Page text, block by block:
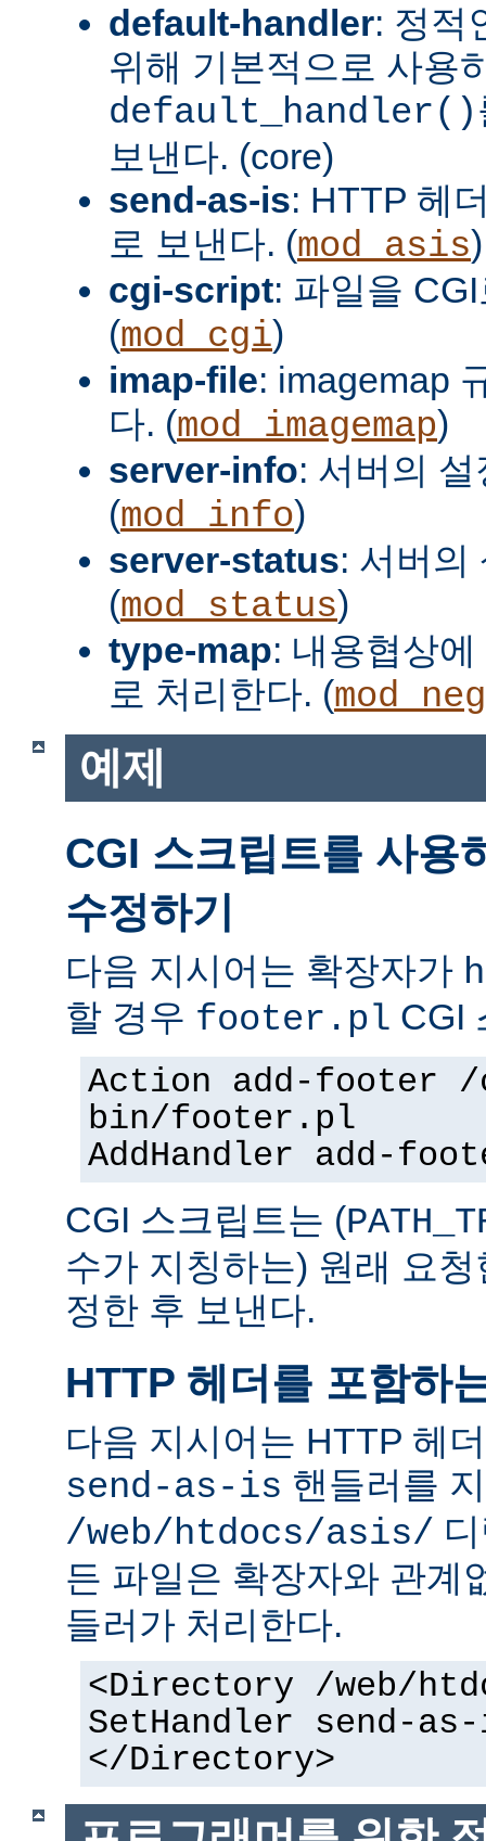
default-handler: 정적
위해 기본적으로 사용
default_handler()
보낸다. (core)
send-as-is: HTTP 헤
로 보낸다. (mod_asis)
cgi-script: 파일을
(mod_cgi)
imap-file: imagemap
다. (mod_imagemap)
server-info: 서버의
(mod_info)
server-status: 서버의
(mod_status)
type-map: 내용협상
로 처리한다. (
예제
CGI 스크립트를 사용
수정하기
다음 지시어는 확장자가
할 경우 footer.pl CGI
Action add-footer
bin/footer.pl
AddHandler add-
CGI 스크립트는 (
수가 지칭하는) 원래 요
정한 후 보낸다.
HTTP 헤더를 포함하
다음 지시어는 HTTP 헤
send-as-is 핸들러를
/web/htdocs/asis/
든 파일은 확장자와 관계
들러가 처리한다.
<Directory /web/
SetHandler send-
</Directory>